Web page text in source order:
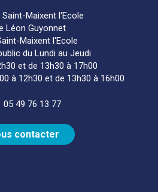
Saint-Maixent l'Ecole
Léon Guyonnet
Maixent l'Ecole
du Lundi au Jeudi
et de 13h30 à 17h00
à 12h30 et de 13h30 à 16h00
05 49 76 13 77
contacter